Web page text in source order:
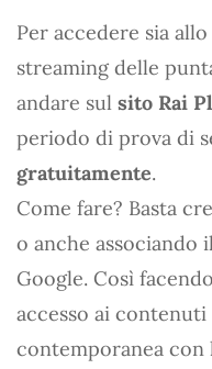
Per accedere sia
streaming delle
andare sul sito Rai
periodo di prova di
gratuitamente.
Come fare? Basta
o anche
Google. Così
accesso ai
contemporanea